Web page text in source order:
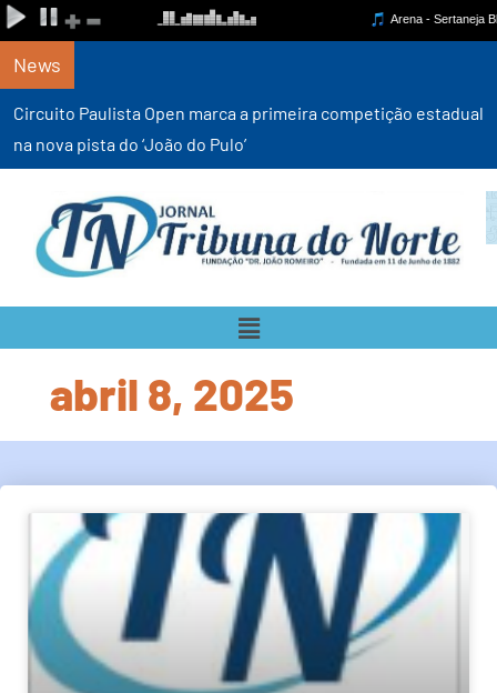
News
Circuito Paulista Open marca a primeira competição estadual
na nova pista do ‘João do Pulo’
abril 8, 2025